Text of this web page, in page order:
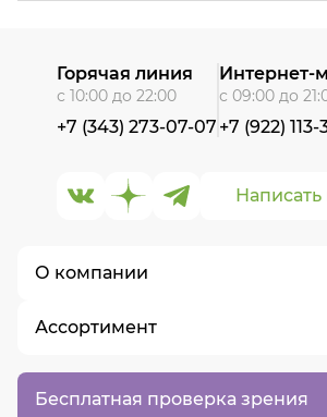
Бесплатная проверка зрения
О компании
О нас
Контакты
Вакансии
Ассортимент
Написать
Горячая линия
с 10:00 до 22:00
+7 (343) 273-07-07
Интернет-
с 09:00 до
+7 (922) 113-